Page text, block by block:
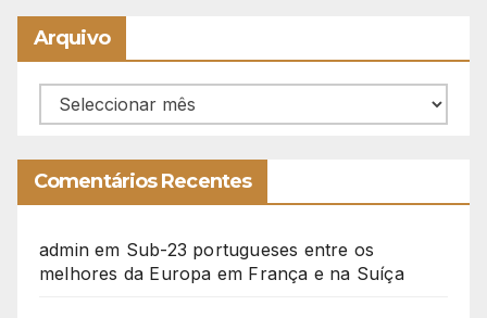
Arquivo
Arquivo
Comentários Recentes
admin em Sub-23 portugueses entre os
melhores da Europa em França e na Suíça